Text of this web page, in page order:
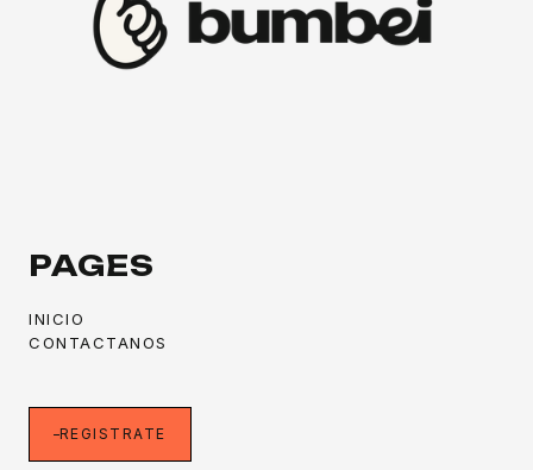
PAGES
INICIO
CONTACTANOS
REGISTRATE